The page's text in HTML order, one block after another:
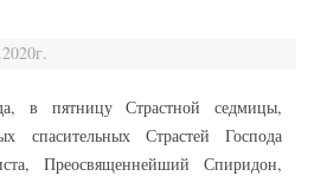
в пятницу Страстной седмицы,
спасительных Страстей Господа
Преосвященнейший Спиридон,